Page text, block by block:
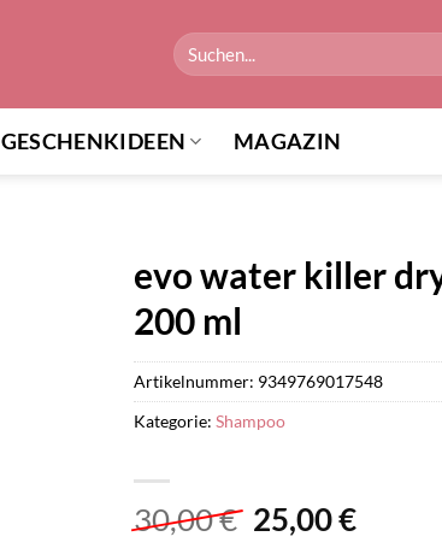
Suchen
nach:
GESCHENKIDEEN MAGAZIN
evo water killer
200 ml
30,00€ 25,00€
Artikelnummer: 9349769017548
Kategorie: Shampoo